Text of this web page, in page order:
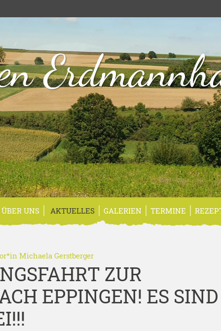
ÜBER UNS AKTUELLES GALERIEN TERMINE
Michaela Gerstberger
ZUR
EPPINGEN! ES SIND